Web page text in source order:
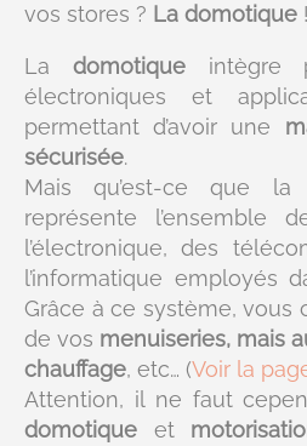
vos stores ? La domotique !
La domotiqueintègre
électroniques et
permettant d’avoir une
sécurisée.
Mais qu’est-ce que la
représente l’ensemble
l’électronique, des
l’informatique employés
Grâce à ce système, vous
de vos menuiseries, mais
chauffage, etc… (Voir la
Attention, il ne faut
domotique et